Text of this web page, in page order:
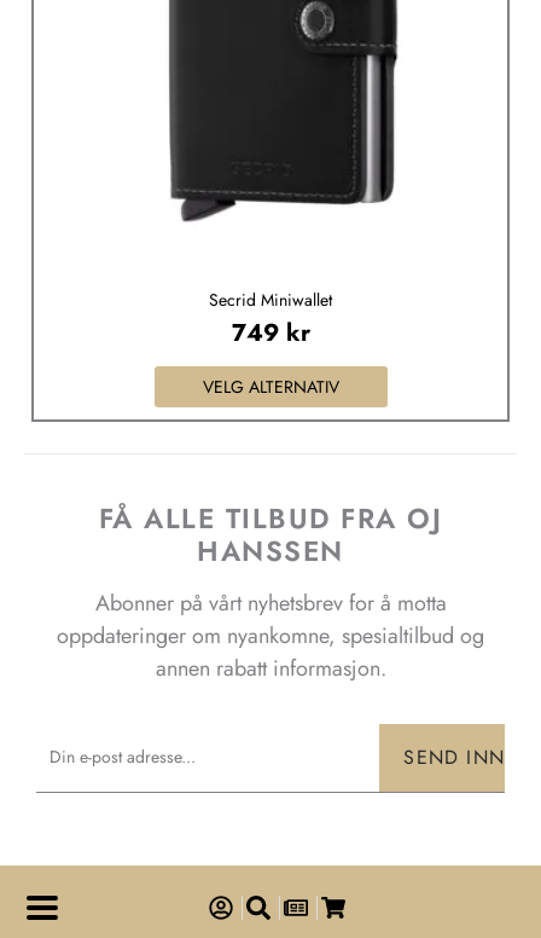
Secrid Miniwallet
749 kr
VELG ALTERNATIV
på
FÅ ALLE TILBUD FRA OJ
HANSSEN
Abonner på vårt nyhetsbrev for å motta
oppdateringer om nyankomne, spesialtilbud og
annen rabatt informasjon.
SEND INN